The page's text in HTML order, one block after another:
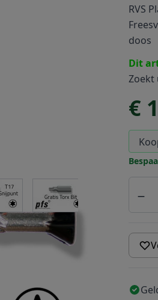
larger imageView larger image
RVS
doos
Dit
Zoekt
€
−